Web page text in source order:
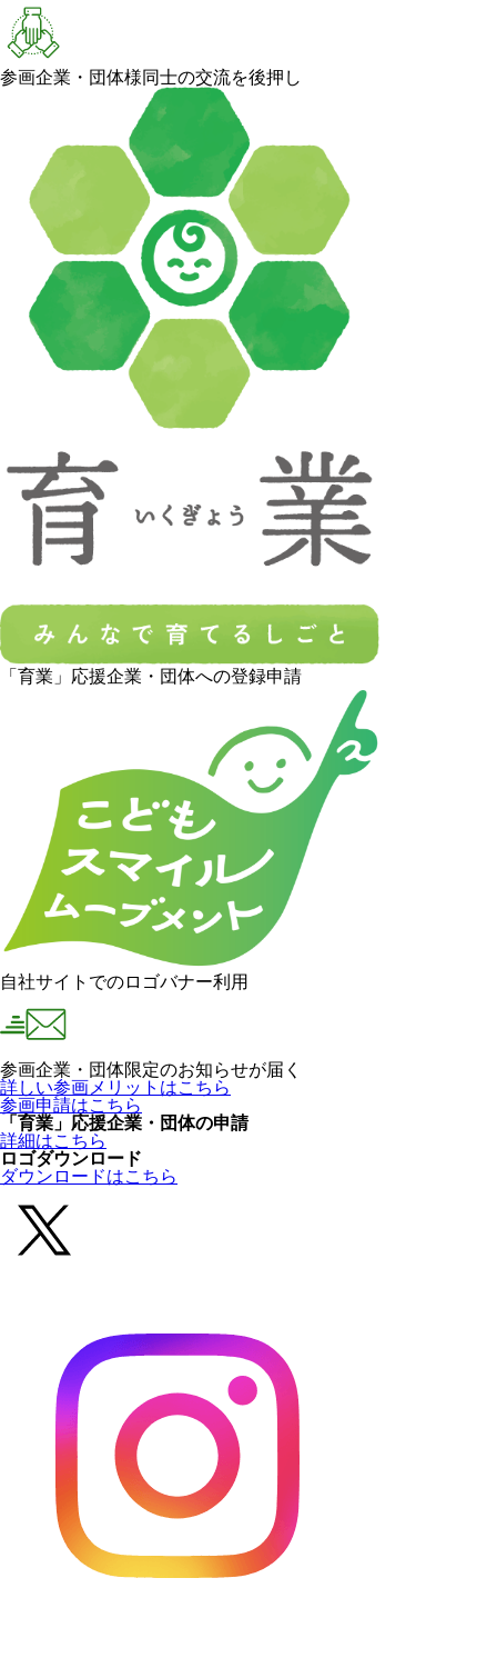
参画企業・団体様同士の交流を後押し
「育業」応援企業・団体への登録申請
自社サイトでのロゴバナー利用
参画企業・団体限定のお知らせが届く
詳しい参画メリットはこちら
参画申請はこちら
「育業」応援企業・団体の申請
詳細はこちら
ロゴダウンロード
ダウンロードはこちら